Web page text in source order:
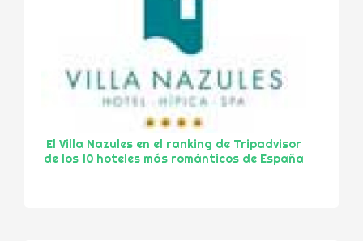
El Villa Nazules en el ranking de Tripadvisor
de los 10 hoteles más románticos de España